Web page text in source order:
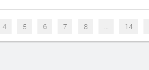
4 5 6 7 8 14